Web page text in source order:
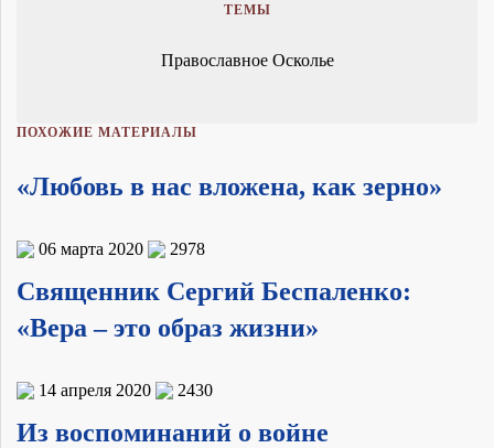
ТЕМЫ
Православное Осколье
ПОХОЖИЕ МАТЕРИАЛЫ
«Любовь в нас вложена, как зерно»
06 марта 2020 2978
Священник Сергий Беспаленко:
«Вера – это образ жизни»
14 апреля 2020 2430
Из воспоминаний о войне